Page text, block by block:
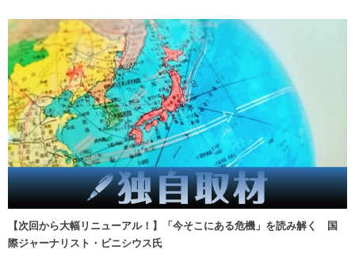
【次回から大幅リニューアル！】「今そこにある危機」を読み解く 国
際ジャーナリスト・ビニシウス氏